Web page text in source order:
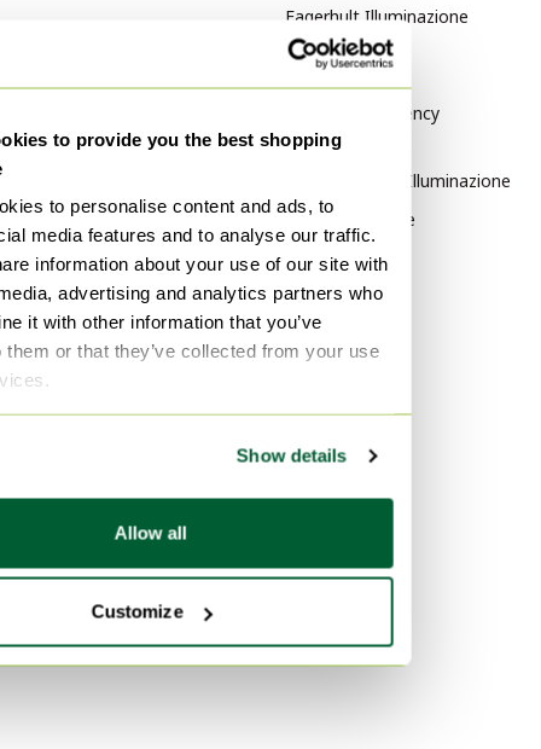
to provide you the best shopping
to personalise content and ads, to
media features and to analyse our traffic.
information about your use of our site with
advertising and analytics partners who
it with other information that you’ve
them or that they’ve collected from your use
Show details
Allow all
Customize
Fagerhult Illuminazione
Per stile
Hollywood Regency
Illuminazione
Design italiano Illuminazione
Design olandese
Illuminazione
Per materiale
Altro Illuminazione
Ottone Illuminazione
Bronzo Illuminazione